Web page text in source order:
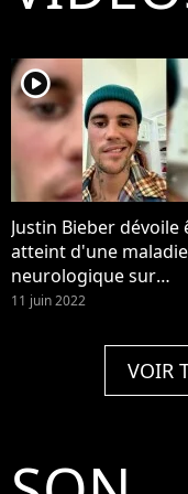
player2
Justin Bieber dévoile
atteint d'une maladie
neurologique sur
Instagram le vendredi
11 juin 2022
VOIR